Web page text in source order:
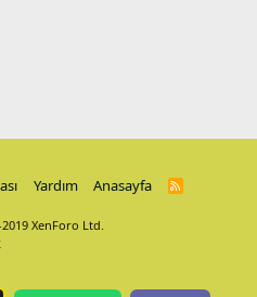
Yardım Anasayfa
R
XenForo Ltd.